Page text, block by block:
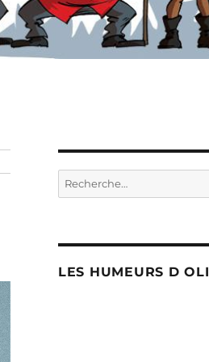
Recherche
pour :
LES HUMEURS D OLI